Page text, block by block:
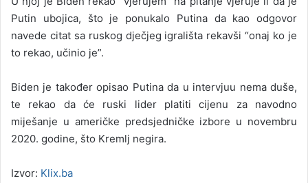
Putin ubojica, što je ponukalo Putina da kao odgovor
navede citat sa ruskog dječjeg igrališta rekavši “onaj ko je
to rekao, učinio je”.
Biden je također opisao Putina da u intervjuu nema duše,
te rekao da će ruski lider platiti cijenu za navodno
miješanje u američke predsjedničke izbore u novembru
2020. godine, što Kremlj negira.
Izvor: Klix.ba